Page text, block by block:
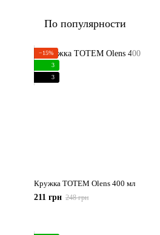
По популярности
−15%
3
3
Кружка ТОТЕМ Olens 400 мл
211 грн 248 грн